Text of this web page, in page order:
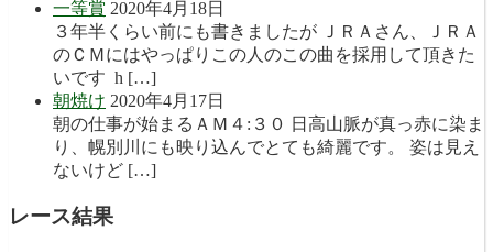
一等賞 2020年4月18日
３年半くらい前にも書きましたが ＪＲＡさん、ＪＲＡ
のＣＭにはやっぱりこの人のこの曲を採用して頂きた
いです h […]
朝焼け 2020年4月17日
朝の仕事が始まるＡＭ４:３０ 日高山脈が真っ赤に染ま
り、幌別川にも映り込んでとても綺麗です。 姿は見え
ないけど […]
レース結果